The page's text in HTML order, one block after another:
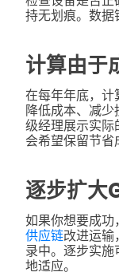
持无划痕。数据
计算由于
在每年年底，计
降低成本、减
级经理展示实
会希望保留节省
逐步扩大
如果你想要成功
供应链改进运
录中。逐步实
地适应。